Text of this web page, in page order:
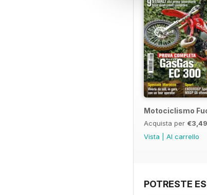
Motociclismo
Acquista per €3,49
Vista
Al carrello
POTRESTE